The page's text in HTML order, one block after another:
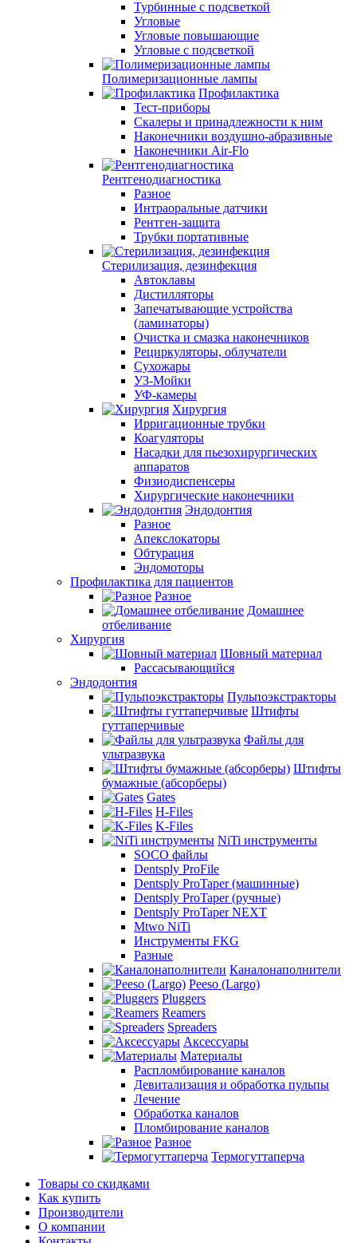
Турбинные с подсветкой
Угловые
Угловые повышающие
Угловые с подсветкой
Полимеризационные лампы
Профилактика
Тест-приборы
Скалеры и принадлежности к ним
Наконечники воздушно-абразивные
Наконечники Air-Flo
Рентгенодиагностика
Разное
Интраоральные датчики
Рентген-защита
Трубки портативные
Стерилизация, дезинфекция
Автоклавы
Дистилляторы
Запечатывающие устройства
(ламинаторы)
Очистка и смазка наконечников
Рециркуляторы, облучатели
Сухожары
УЗ-Мойки
УФ-камеры
Хирургия
Ирригационные трубки
Коагуляторы
Насадки для пьезохирургических
аппаратов
Физиодиспенсеры
Хирургические наконечники
Эндодонтия
Разное
Апекслокаторы
Обтурация
Эндомоторы
Профилактика для пациентов
Разное
Домашнее
отбеливание
Хирургия
Шовный материал
Рассасывающийся
Эндодонтия
Пульпоэкстракторы
Штифты
гуттаперчивые
Файлы для
ультразвука
Штифты
бумажные (абсорберы)
Gates
H-Files
K-Files
NiTi инструменты
SOCO файлы
Dentsply ProFile
Dentsply ProTaper (машинные)
Dentsply ProTaper (ручные)
Dentsply ProTaper NEXT
Mtwo NiTi
Инструменты FKG
Разные
Каналонаполнители
Peeso (Largo)
Pluggers
Reamers
Spreaders
Аксессуары
Материалы
Распломбирование каналов
Девитализация и обработка пульпы
Лечение
Обработка каналов
Пломбирование каналов
Разное
Термогуттаперча
Товары со скидками
Как купить
Производители
О компании